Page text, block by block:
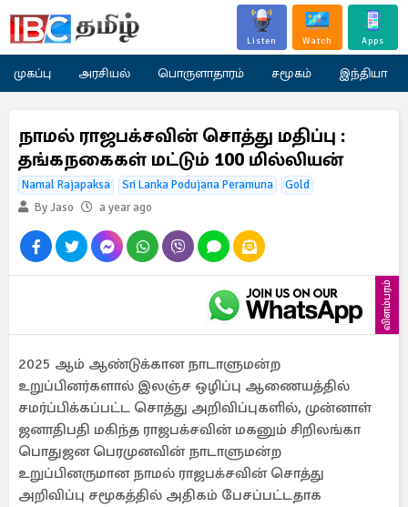
Listen Watch Apps
முகப்பு அரசியல் பொருளாதாரம் சமூகம் இந்தியா
நாமல் ராஜபக்சவின் சொத்து மதிப்பு :
தங்கநகைகள் மட்டும் 100 மில்லியன்
Namal Rajapaksa Sri Lanka Podujana Peramuna
Gold
By Jaso
a year ago
விளம்பரம்
2025 ஆம் ஆண்டுக்கான நாடாளுமன்ற
உறுப்பினர்களால் இலஞ்ச ஒழிப்பு ஆணையத்தில்
சமர்ப்பிக்கப்பட்ட சொத்து அறிவிப்புகளில், முன்னாள்
ஜனாதிபதி மகிந்த ராஜபக்சவின் மகனும் சிறிலங்கா
பொதுஜன பெரமுனவின் நாடாளுமன்ற
உறுப்பினருமான நாமல் ராஜபக்சவின் சொத்து
அறிவிப்பு சமூகத்தில் அதிகம் பேசப்பட்டதாக